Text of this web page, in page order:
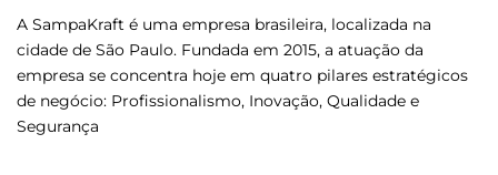
A SampaKraft é uma empresa brasileira, localizada na
cidade de São Paulo. Fundada em 2015, a atuação da
empresa se concentra hoje em quatro pilares estratégicos
de negócio: Profissionalismo, Inovação, Qualidade e
Segurança